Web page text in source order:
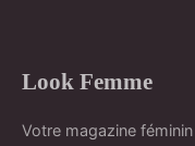
Look Femme
Votre magazine